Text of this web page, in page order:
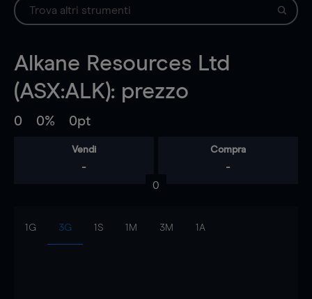
Alkane Resources Ltd
(ASX:ALK): prezzo
0 0% 0pt
Vendi
-
Compra
-
0
1G 3G 1S 1M 3M 1A